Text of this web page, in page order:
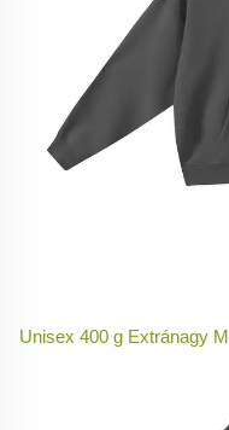
Unisex 400 g Extránagy